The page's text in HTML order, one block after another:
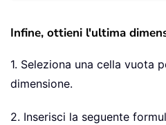
Infine, ottieni l'ultima
1. Seleziona una cella vuota
dimensione.
2. Inserisci la seguente